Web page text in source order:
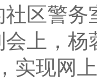
社区警
上，杨
实现网